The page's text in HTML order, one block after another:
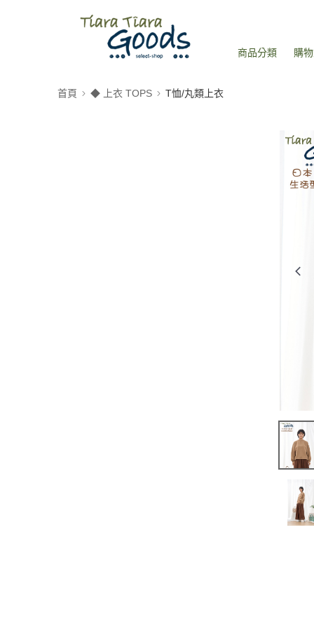
商品分類 購
首頁 ◆ 上衣 TOPS T恤/丸類上衣